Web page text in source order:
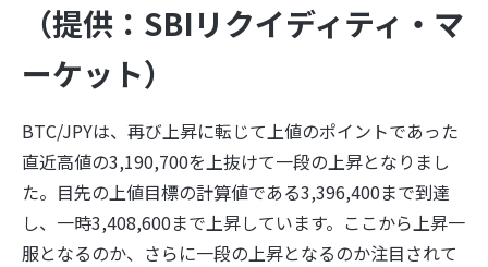
（提供：SBIリクイディティ・マ
ーケット）
BTC/JPYは、再び上昇に転じて上値のポイントであった
直近高値の3,190,700を上抜けて一段の上昇となりまし
た。目先の上値目標の計算値である3,396,400まで到達
し、一時3,408,600まで上昇しています。ここから上昇一
服となるのか、さらに一段の上昇となるのか注目されて